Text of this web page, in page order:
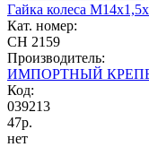
Гайка колеса
Кат. номер:
CH 2159
Производитель:
ИМПОРТНЫЙ
Код:
039213
47р.
нет